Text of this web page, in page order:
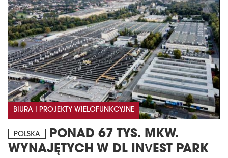
BIURA I PROJEKTY WIELOFUNKCYJNE
POLSKA
PONAD 67 TYS. MKW.
WYNAJĘTYCH W DL INVEST PARK